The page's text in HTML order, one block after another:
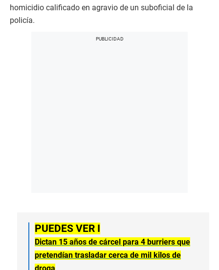
homicidio calificado en agravio de un suboficial de la
policía.
PUEDES VER I
Dictan 15 años de cárcel para 4 burriers que
pretendían trasladar cerca de mil kilos de